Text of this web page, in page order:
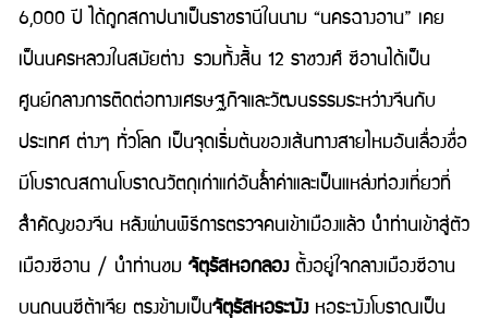
6,000 ปี ได้ถูกสถาปนาเป็นราชธานีในนาม “นครฉางอาน” เคย
เป็นนครหลวงในสมัยต่าง รวมทั้งสิ้น 12 ราชวงศ์ ซีอานได้เป็น
ศูนย์กลางการติดต่อทางเศรษฐกิจและวัฒนธรรมระหว่างจีนกับ
ประเทศ ต่างๆ ทั่วโลก เป็นจุดเริ่มต้นของเส้นทางสายไหมอันเลื่องชื่อ
มีโบราณสถานโบราณวัตถุเก่าแก่อันล้ำค่าและเป็นแหล่งท่องเที่ยวที่
สำคัญของจีน หลังผ่านพิธีการตรวจคนเข้าเมืองแล้ว นำท่านเข้าสู่ตัว
เมืองซีอาน / นำท่านชม จัตุรัสหอกลองตั้งอยู่ใจกลางเมืองซีอาน
บนถนนซีต้าเจีย ตรงข้ามเป็นจัตุรัสหอระฆังหอระฆังโบราณเป็น